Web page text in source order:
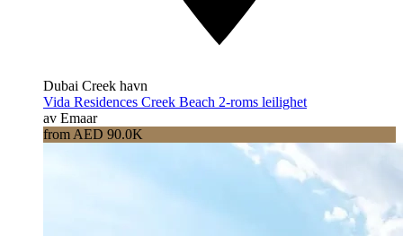
Dubai Creek havn
Vida Residences Creek Beach 2-roms leilighet
av Emaar
from AED 90.0K